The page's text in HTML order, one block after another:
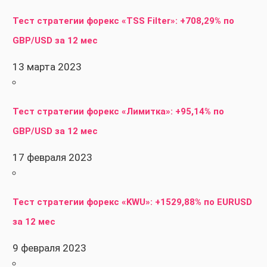
Тест стратегии форекс «TSS Filter»: +708,29% по
GBP/USD за 12 мес
13 марта 2023
Тест стратегии форекс «Лимитка»: +95,14% по
GBP/USD за 12 мес
17 февраля 2023
Тест стратегии форекс «KWU»: +1529,88% по EURUSD
за 12 мес
9 февраля 2023